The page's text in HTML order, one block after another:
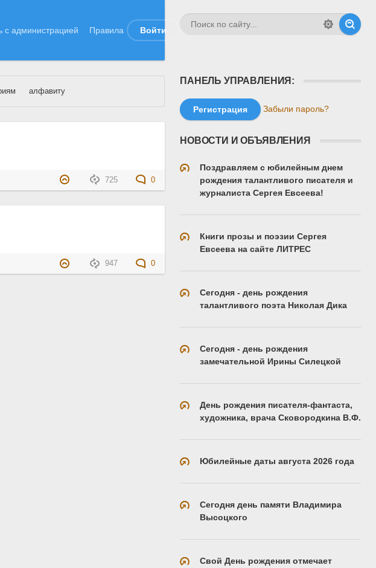
с администрацией Правила Войти
алфавиту
725 0
947 0
ПАНЕЛЬ УПРАВЛЕНИЯ:
Регистрация Забыли пароль?
НОВОСТИ И ОБЪЯВЛЕНИЯ
Поздравляем с юбилейным днем
рождения талантливого писателя и
журналиста Сергея Евсеева!
Книги прозы и поэзии Сергея
Евсеева на сайте ЛИТРЕС
Сегодня - день рождения
талантливого поэта Николая Дика
Сегодня - день рождения
замечательной Ирины Силецкой
День рождения писателя-фантаста,
художника, врача Сковородкина В.Ф.
Юбилейные даты августа 2026 года
Сегодня день памяти Владимира
Высоцкого
Свой День рождения отмечает